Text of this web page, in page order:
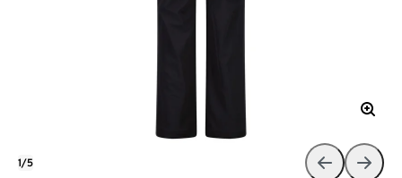
1/5